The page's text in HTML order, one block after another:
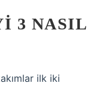
3 NASIL
ilk iki